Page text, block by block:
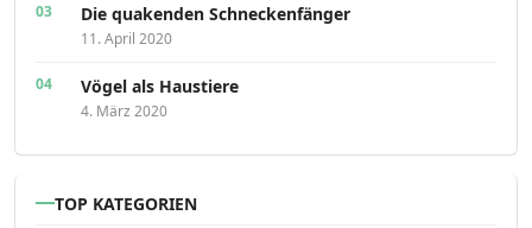
Die quakenden Schneckenfänger
11. April 2020
Vögel als Haustiere
4. März 2020
TOP KATEGORIEN